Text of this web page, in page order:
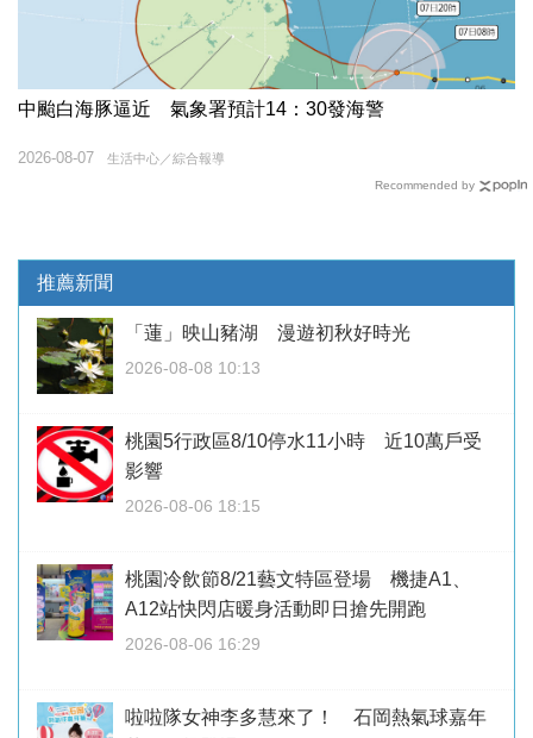
中颱白海豚逼近 氣象署預計14：30發海警
生活中心／綜合報導
2026-08-07
Recommended by
推薦新聞
「蓮」映山豬湖 漫遊初秋好時光
2026-08-08 10:13
桃園5行政區8/10停水11小時 近10萬戶受
影響
2026-08-06 18:15
桃園冷飲節8/21藝文特區登場 機捷A1、
A12站快閃店暖身活動即日搶先開跑
2026-08-06 16:29
啦啦隊女神李多慧來了！ 石岡熱氣球嘉年